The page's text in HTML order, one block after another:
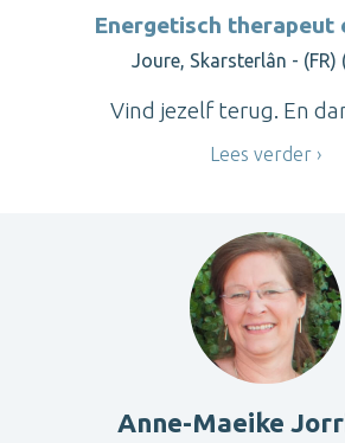
Energetisch therapeut
Joure, Skarsterlân - (FR)
Vind jezelf terug. En
Lees verder
Anne-Maeike